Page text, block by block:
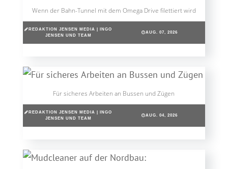
Wenn der Bahn-Tunnel mit dem Omega Drive filettiert wird
REDAKTION JENSEN MEDIA | INGO
JENSEN UND TEAM
AUG. 07, 2026
Für sicheres Arbeiten an Bussen und Zügen
REDAKTION JENSEN MEDIA | INGO
JENSEN UND TEAM
AUG. 04, 2026